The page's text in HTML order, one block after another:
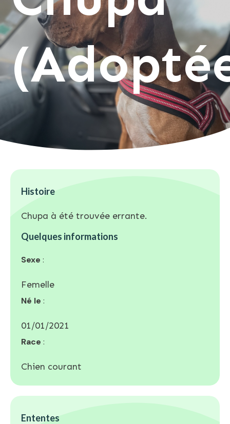
Histoire
Chupa à été trouvée errante.
Quelques informations
Sexe :
Femelle
Né le :
01/01/2021
Race :
Chien courant
Ententes